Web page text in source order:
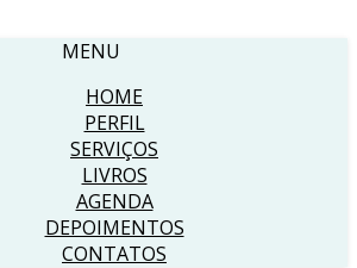
MENU
HOME
PERFIL
SERVIÇOS
LIVROS
AGENDA
DEPOIMENTOS
CONTATOS